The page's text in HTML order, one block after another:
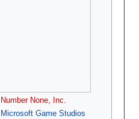
Number None, Inc.
Microsoft Game Studios